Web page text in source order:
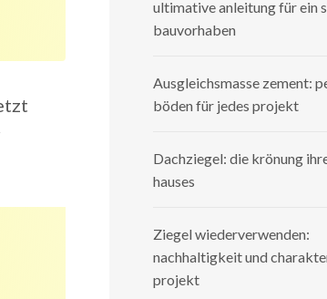
ultimative anleitung für ein
bauvorhaben
Ausgleichsmasse zement:
böden für jedes projekt
Dachziegel: die krönung
hauses
Ziegel wiederverwenden:
nachhaltigkeit und
projekt